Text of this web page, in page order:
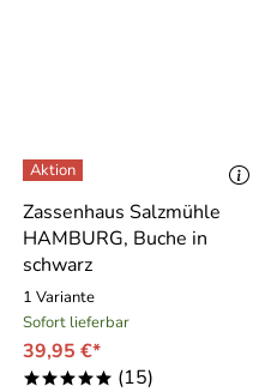
Zassenhaus Salzmühle
HAMBURG, Buche in
schwarz
1 Variante
Sofort lieferbar
39,95 €*
***** (15)